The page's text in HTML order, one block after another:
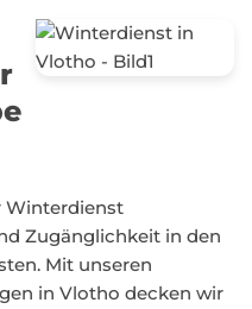
Winterdienst
Zugänglichkeit in den
Mit unseren
in Vlotho decken wir